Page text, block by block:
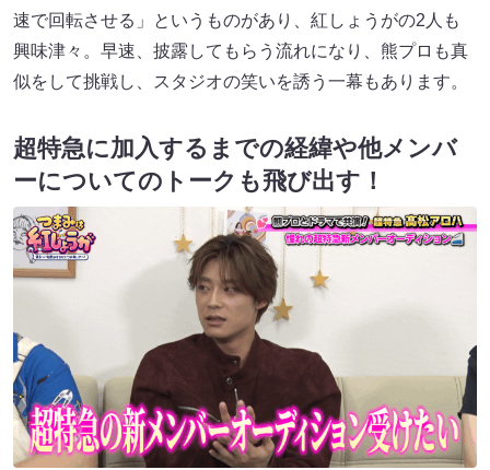
速で回転させる」というものがあり、紅しょうがの2人も
興味津々。早速、披露してもらう流れになり、熊プロも真
似をして挑戦し、スタジオの笑いを誘う一幕もあります。
超特急に加入するまでの経緯や他メンバ
ーについてのトークも飛び出す！